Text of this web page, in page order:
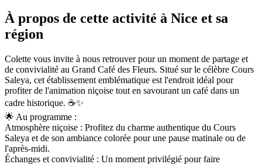
À propos de cette activité à Nice et sa
région
Colette vous invite à nous retrouver pour un moment de partage et
de convivialité au Grand Café des Fleurs. Situé sur le célèbre Cours
Saleya, cet établissement emblématique est l'endroit idéal pour
profiter de l'animation niçoise tout en savourant un café dans un
cadre historique. ☕✨
🌟 Au programme :
Atmosphère niçoise : Profitez du charme authentique du Cours
Saleya et de son ambiance colorée pour une pause matinale ou de
l'après-midi.
Échanges et convivialité : Un moment privilégié pour faire